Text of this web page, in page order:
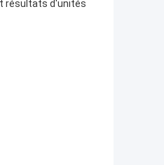
résultats d'unités